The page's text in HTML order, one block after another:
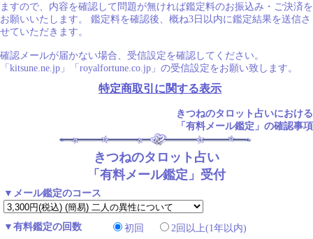
ますので、内容を確認して問題が無ければ鑑定料のお振込み・ご決済を
お願いいたします。 鑑定料を確認後、概ね3日以内に鑑定結果を送信さ
せていただきます。
確認メールが届かない場合、受信設定を確認してください。
「kitsune.ne.jp」「royalfortune.co.jp」の受信設定をお願い致します。
特定商取引に関する表示
きつねのタロット占いにおける
「有料メール鑑定」の確認事項
きつねのタロット占い
「有料メール鑑定」受付
▼メール鑑定のコース
▼有料鑑定の回数 初回
2回以上(1年以内)